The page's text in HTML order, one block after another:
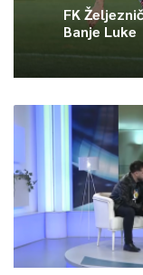
FK
Banje Luke